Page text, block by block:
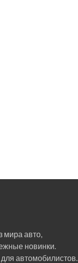
мира авто,
новинки.
автомобилистов.